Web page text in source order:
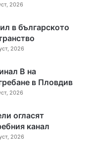
2026
в българското
2026
B на
в Пловдив
2026
огласят
канал
2026